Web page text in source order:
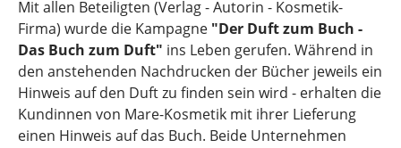
Mit allen Beteiligten (Verlag - Autorin - Kosmetik-
Firma) wurde die Kampagne "Der Duft zum Buch -
Das Buch zum Duft" ins Leben gerufen. Während in
den anstehenden Nachdrucken der Bücher jeweils ein
Hinweis auf den Duft zu finden sein wird - erhalten die
Kundinnen von Mare-Kosmetik mit ihrer Lieferung
einen Hinweis auf das Buch. Beide Unternehmen